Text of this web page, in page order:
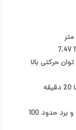
ریموت کنترل 2.4 گیگاهرتز با 4 کانال و برد حدود 100